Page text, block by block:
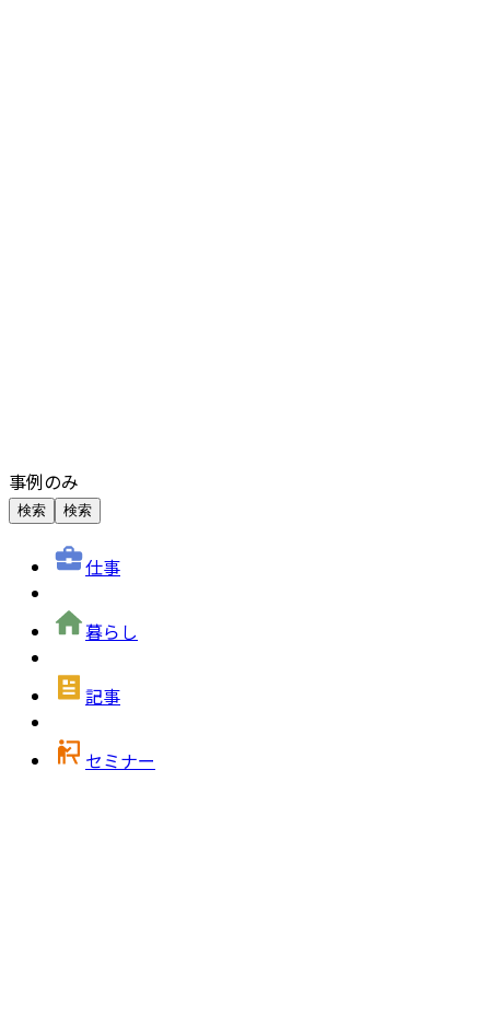
事例のみ
検索 検索
仕事
暮らし
記事
セミナー